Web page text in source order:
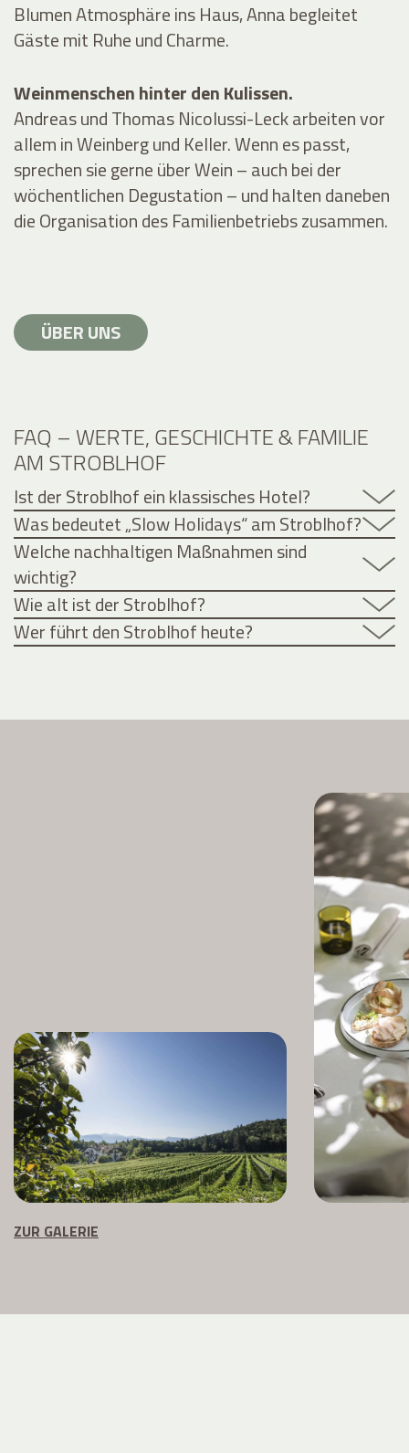
Blumen Atmosphäre ins Haus, Anna begleitet
Gäste mit Ruhe und Charme.
Weinmenschen hinter den Kulissen.
Andreas und Thomas Nicolussi-Leck arbeiten vor
allem in Weinberg und Keller. Wenn es passt,
sprechen sie gerne über Wein – auch bei der
wöchentlichen Degustation – und halten daneben
die Organisation des Familienbetriebs zusammen.
ÜBER UNS
FAQ – WERTE, GESCHICHTE & FAMILIE
AM STROBLHOF
Ist der Stroblhof ein klassisches Hotel?
Was bedeutet „Slow Holidays“ am Stroblhof?
Welche nachhaltigen Maßnahmen sind
wichtig?
Wie alt ist der Stroblhof?
Wer führt den Stroblhof heute?
ZUR GALERIE